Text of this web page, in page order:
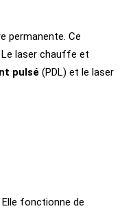
permanente. Ce
Le laser chauffe et
pulsé (PDL) et le laser
Elle fonctionne de